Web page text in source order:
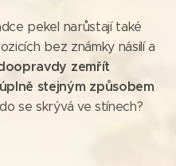
pekel narůstají také
bez známky násilí a
zemřít
stejným způsobem
se skrývá ve stínech?